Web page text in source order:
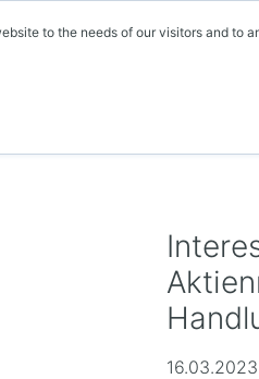
to the needs of our visitors and to
16.03.2023